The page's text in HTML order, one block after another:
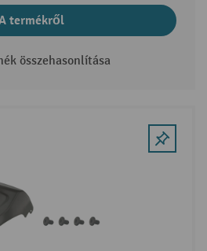
termékről
összehasonlítása